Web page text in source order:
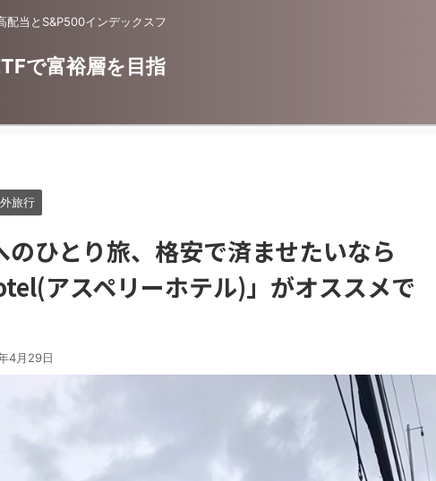
配当とS&P500インデックスフ
で富裕層を目指
旅行
のひとり旅、格安で済ませたいなら
アスペリーホテル)」がオススメで
4月29日